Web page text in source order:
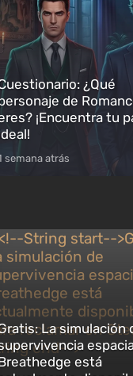
¿Qué
de
¡Encuentra tu
semana atrás
La simulación
está